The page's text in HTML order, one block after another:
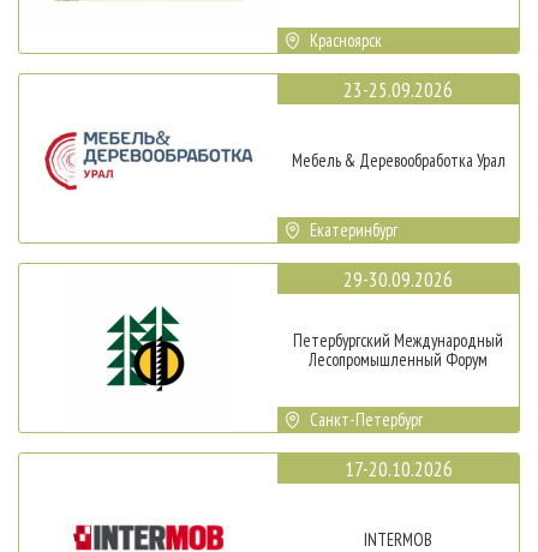
Красноярск
23-25.09.2026
Мебель & Деревообработка Урал
Екатеринбург
29-30.09.2026
Петербургский Международный
Лесопромышленный Форум
Санкт-Петербург
17-20.10.2026
INTERMOB